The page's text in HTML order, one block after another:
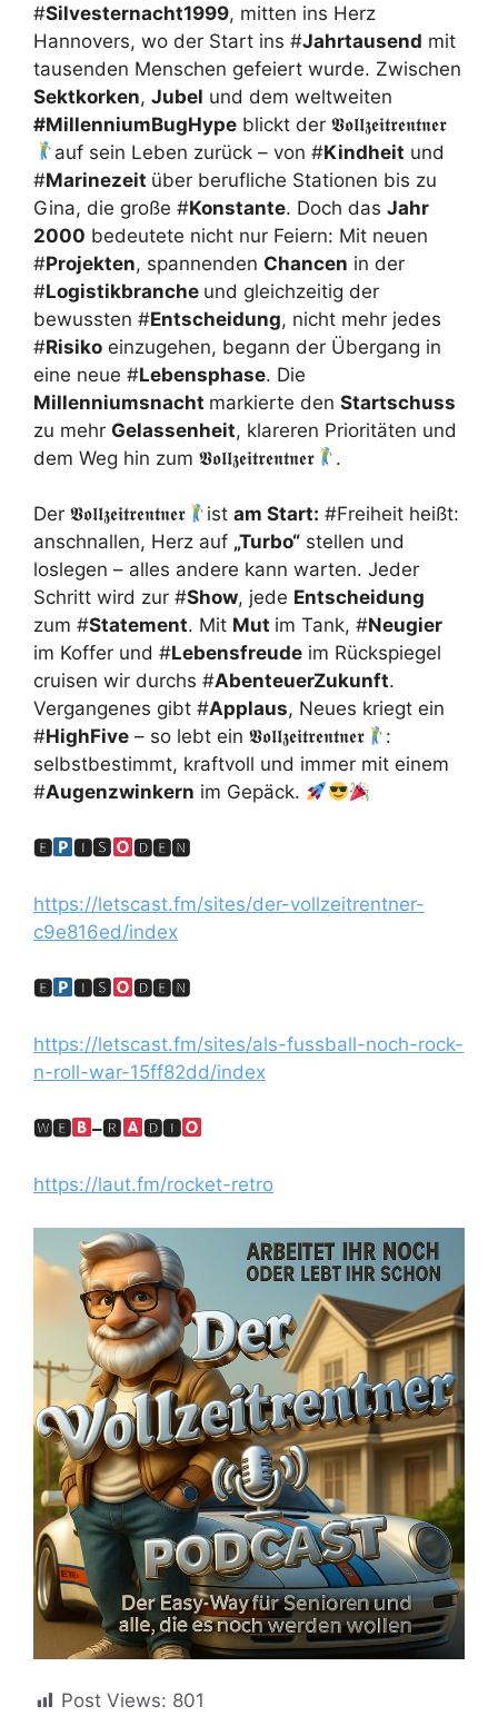
#Silvesternacht1999, mitten ins Herz
Hannovers, wo der Start ins #Jahrtausend mit
tausenden Menschen gefeiert wurde. Zwischen
Sektkorken, Jubel und dem weltweiten
#MillenniumBugHype blickt der 𝖁𝖔𝖑𝖑𝖟𝖊𝖎𝖙𝖗𝖊𝖓𝖙𝖓𝖊𝖗
auf sein Leben zurück – von #Kindheit und
#Marinezeit über berufliche Stationen bis zu
Gina, die große #Konstante. Doch das Jahr
2000 bedeutete nicht nur Feiern: Mit neuen
#Projekten, spannenden Chancen in der
#Logistikbranche und gleichzeitig der
bewussten #Entscheidung, nicht mehr jedes
#Risiko einzugehen, begann der Übergang in
eine neue #Lebensphase. Die
Millenniumsnacht markierte den Startschuss
zu mehr Gelassenheit, klareren Prioritäten und
dem Weg hin zum 𝖁𝖔𝖑𝖑𝖟𝖊𝖎𝖙𝖗𝖊𝖓𝖙𝖓𝖊𝖗
.
Der 𝖁𝖔𝖑𝖑𝖟𝖊𝖎𝖙𝖗𝖊𝖓𝖙𝖓𝖊𝖗 istam Start: #Freiheit heißt:
anschnallen, Herz auf „Turbo“ stellen und
loslegen – alles andere kann warten. Jeder
Schritt wird zur #Show, jede Entscheidung
zum #Statement. Mit Mut im Tank, #Neugier
im Koffer und #Lebensfreude im Rückspiegel
cruisen wir durchs #AbenteuerZukunft.
Vergangenes gibt #Applaus, Neues kriegt ein
#HighFive – so lebt ein 𝖁𝖔𝖑𝖑𝖟𝖊𝖎𝖙𝖗𝖊𝖓𝖙𝖓𝖊𝖗
:
selbstbestimmt, kraftvoll und immer mit einem
#Augenzwinkern im Gepäck.
🅴 🅸🆂 🅳🅴🅽
https://letscast.fm/sites/der-vollzeitrentner-
c9e816ed/index
🅴 🅸🆂 🅳🅴🅽
https://letscast.fm/sites/als-fussball-noch-rock-
n-roll-war-15ff82dd/index
🆆🅴 –🆁 🅳🅸
https://laut.fm/rocket-retro
Post Views: 801